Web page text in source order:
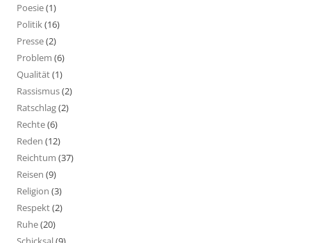
Poesie(1)
Politik(16)
Presse(2)
Problem (6)
Qualität(1)
Rassismus(2)
Ratschlag(2)
Rechte(6)
Reden (12)
Reichtum (37)
Reisen (9)
Religion (3)
Respekt(2)
Ruhe(20)